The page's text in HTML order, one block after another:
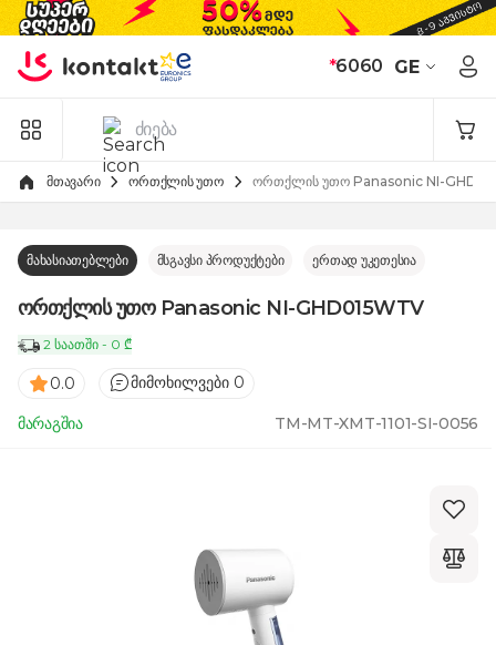
Skip to Content
*6060 GE
მთავარი ორთქლის უთო ორთქლის უთო Panasonic NI-
მახასიათებლები მსგავსი პროდუქტები ერთად უკეთესია
ორთქლის უთო Panasonic NI-GHD015WTV
2 საათში - 0 ₾
0.0 მიმოხილვები 0
მარაგშია TM-MT-XMT-1101-SI-0056